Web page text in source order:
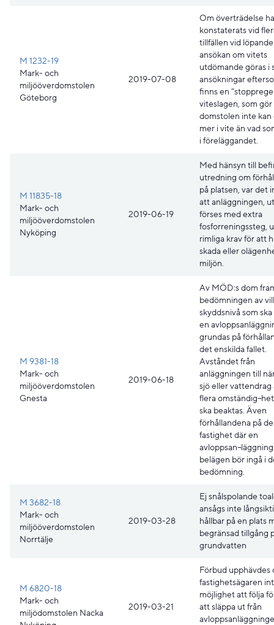
M 1232-19
Mark- och
miljööverdomstolen
Göteborg
2019-07-08
Om överträdelse
konstaterats vid
tillfällen vid
ansökan om vitets
utdömande göras i
ansökningar
finns en
viteslagen, som
domstolen inte kan
mer i vite än vad
i föreläggandet.
M 11835-18
Mark- och
miljööverdomstolen
Nyköping
2019-06-19
Med hänsyn till
utredning om
på platsen, var det
att anläggningen,
förses med extra
fosforreningssteg,
rimliga krav för att
skada eller
miljön.
M 9381-18
Mark- och
miljööverdomstolen
Gnesta
2019-06-18
Av MÖD:s dom
bedömningen av
skyddsnivå som
en
grundas på
det enskilda fallet.
Avståndet från
anläggningen till
sjö eller vattendrag
flera
ska beaktas. Även
förhållandena på
fastighet där en
belägen bör ingå i
bedömning.
M 3682-18
Mark- och
miljööverdomstolen
Norrtälje
2019-03-28
Ej snålspolande
ansågs inte
hållbar på en plats
begränsad tillgång
grundvatten
M 6820-18
Mark- och
miljödomstolen Nacka
2019-03-21
Förbud upphävdes
fastighetsägaren
möjlighet att följa
att släppa ut från